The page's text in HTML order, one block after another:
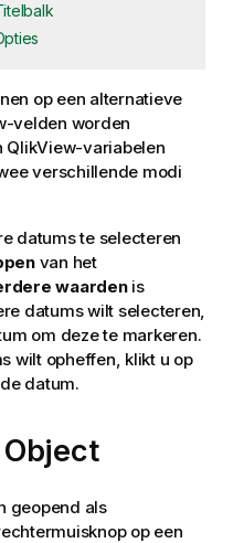
op een alternatieve
velden worden
QlikView-variabelen
verschillende modi
datums te selecteren
van het
waardenis
datums wilt selecteren,
om deze te markeren.
wilt opheffen, klikt u op
datum.
geopend als
op een